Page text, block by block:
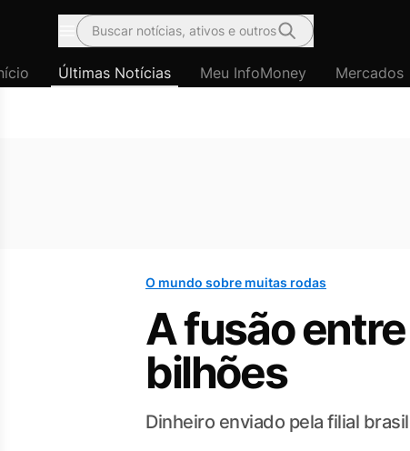
Menu
Buscar notícias, ativos e outros
Últimas Notícias Meu InfoMoney Mercados
O mundo sobre muitas rodas
A fusão entre
bilhões
Dinheiro enviado pela filial